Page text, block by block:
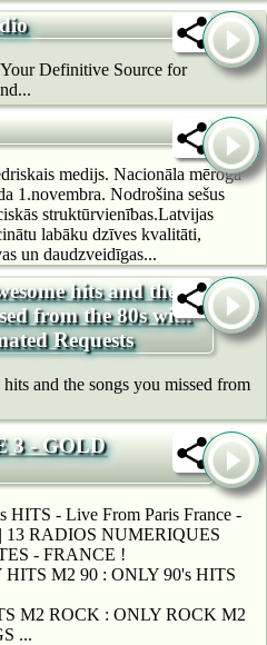
Definitive Source for
medijs. Nacionāla mēroga
1.novembra. Nodrošina sešus
struktūrvienības.Latvijas
labāku dzīves kvalitāti,
un daudzveidīgas...
hits and the
from the 80s with
Requests
and the songs you missed from
3 - GOLD
HITS - Live From Paris France -
RADIOS NUMERIQUES
- FRANCE !
M2 90 : ONLY 90's HITS
M2 ROCK : ONLY ROCK M2
...